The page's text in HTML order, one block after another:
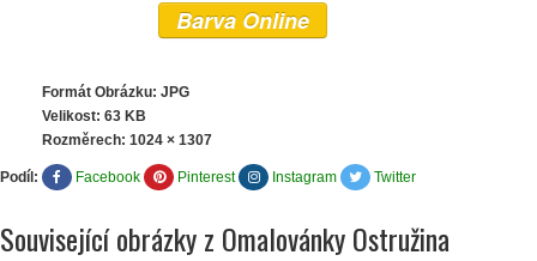
Barva Online
Formát Obrázku: JPG
Velikost: 63 KB
Rozměrech: 1024 × 1307
Podíl: Facebook Pinterest Instagram Twitter
Související obrázky z Omalovánky Ostružina